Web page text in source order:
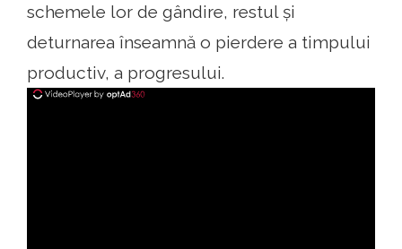
schemele lor de gândire, restul și
deturnarea înseamnă o pierdere a timpului
productiv, a progresului.